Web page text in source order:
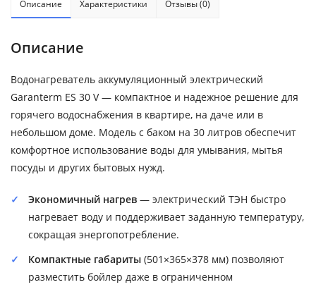
Описание Характеристики Отзывы (0)
Описание
Водонагреватель аккумуляционный электрический
Garanterm ES 30 V — компактное и надежное решение для
горячего водоснабжения в квартире, на даче или в
небольшом доме. Модель с баком на 30 литров обеспечит
комфортное использование воды для умывания, мытья
посуды и других бытовых нужд.
Экономичный нагрев — электрический ТЭН быстро
нагревает воду и поддерживает заданную температуру,
сокращая энергопотребление.
Компактные габариты (501×365×378 мм) позволяют
разместить бойлер даже в ограниченном